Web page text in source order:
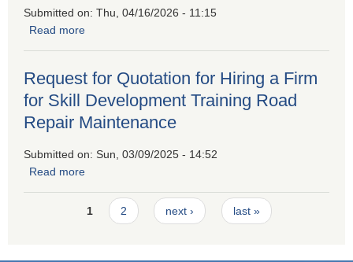
Submitted on: Thu, 04/16/2026 - 11:15
Read more
Request for Quotation for Hiring a Firm
for Skill Development Training Road
Repair Maintenance
Submitted on: Sun, 03/09/2025 - 14:52
Read more
Pages1 2 next › last »